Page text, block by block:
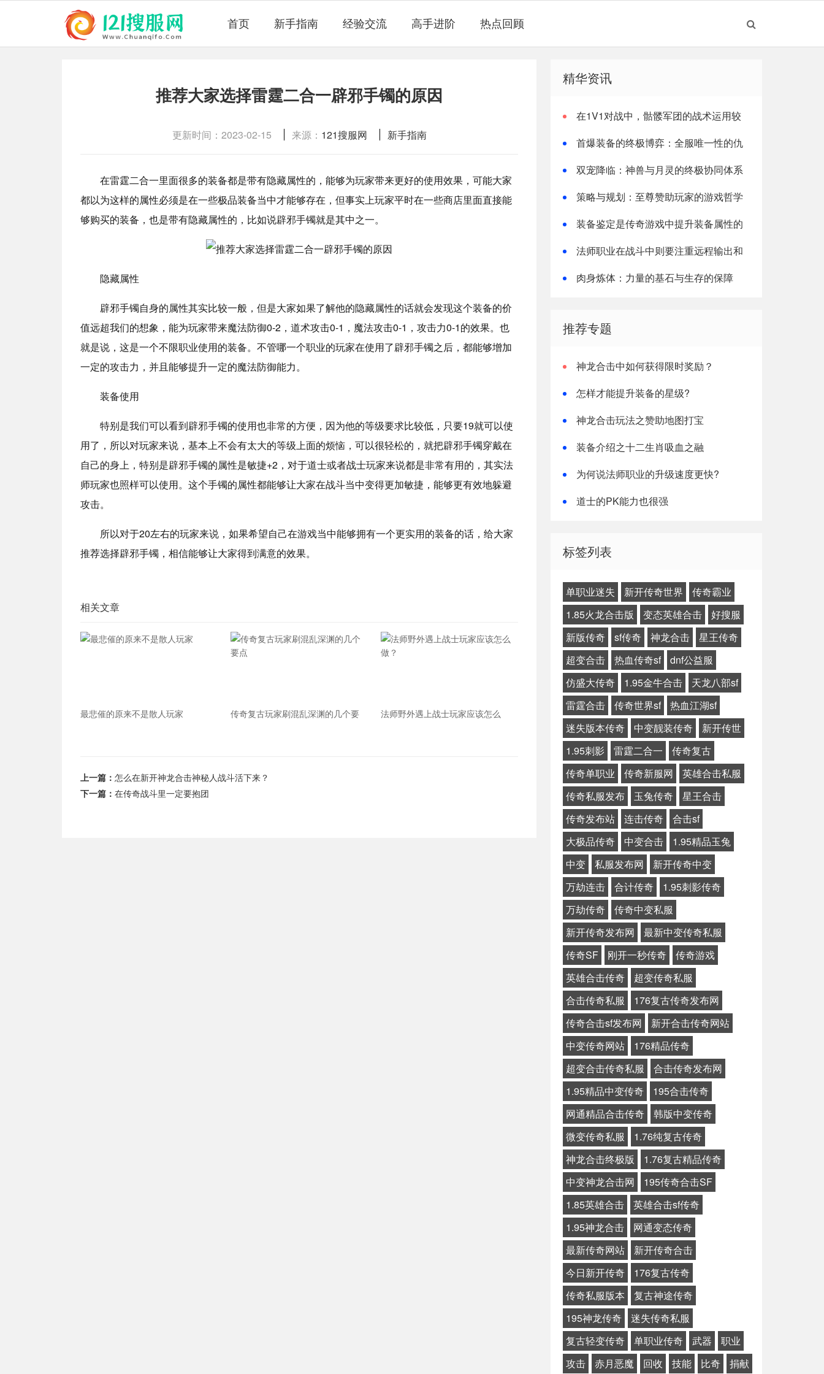
首页 新手指南 经验交流 高手进阶 热点回顾
推荐大家选择雷霆二合一辟邪手镯的原因
更新时间：2023-02-15 来源： 121搜服网 新手指南
在雷霆二合一里面很多的装备都是带有隐藏属性的，能够为玩家带来更好的使用效果，可能大家
都以为这样的属性必须是在一些极品装备当中才能够存在，但事实上玩家平时在一些商店里面直接能
够购买的装备，也是带有隐藏属性的，比如说辟邪手镯就是其中之一。
隐藏属性
辟邪手镯自身的属性其实比较一般，但是大家如果了解他的隐藏属性的话就会发现这个装备的价
值远超我们的想象，能为玩家带来魔法防御0-2，道术攻击0-1，魔法攻击0-1，攻击力0-1的效果。也
就是说，这是一个不限职业使用的装备。不管哪一个职业的玩家在使用了辟邪手镯之后，都能够增加
一定的攻击力，并且能够提升一定的魔法防御能力。
装备使用
特别是我们可以看到辟邪手镯的使用也非常的方便，因为他的等级要求比较低，只要19就可以使
用了，所以对玩家来说，基本上不会有太大的等级上面的烦恼，可以很轻松的，就把辟邪手镯穿戴在
自己的身上，特别是辟邪手镯的属性是敏捷+2，对于道士或者战士玩家来说都是非常有用的，其实法
师玩家也照样可以使用。这个手镯的属性都能够让大家在战斗当中变得更加敏捷，能够更有效地躲避
攻击。
所以对于20左右的玩家来说，如果希望自己在游戏当中能够拥有一个更实用的装备的话，给大家
推荐选择辟邪手镯，相信能够让大家得到满意的效果。
相关文章
最悲催的原来不是散人玩家
传奇复古玩家刷混乱深渊的几个要
法师野外遇上战士玩家应该怎么
上一篇： 怎么在新开神龙合击神秘人战斗活下来？
下一篇： 在传奇战斗里一定要抱团
精华资讯
在1V1对战中，骷髅军团的战术运用较
首爆装备的终极博弈：全服唯一性的仇
双宠降临：神兽与月灵的终极协同体系
策略与规划：至尊赞助玩家的游戏哲学
装备鉴定是传奇游戏中提升装备属性的
法师职业在战斗中则要注重远程输出和
肉身炼体：力量的基石与生存的保障
推荐专题
神龙合击中如何获得限时奖励？
怎样才能提升装备的星级?
神龙合击玩法之赞助地图打宝
装备介绍之十二生肖吸血之融
为何说法师职业的升级速度更快?
道士的PK能力也很强
标签列表
单职业迷失 新开传奇世界
传奇霸业
1.85火龙合击版
变态英雄合击
好搜服
新版传奇
sf传奇 神龙合击
星王传奇
超变合击
热血传奇sf
dnf公益服
仿盛大传奇
1.95金牛合击
天龙八部sf
雷霆合击
传奇世界sf
热血江湖sf
迷失版本传奇
中变靓装传奇
新开传世
1.95刺影
雷霆二合一
传奇复古
传奇单职业
传奇新服网
英雄合击私服
传奇私服发布
玉兔传奇
星王合击
传奇发布站
连击传奇
合击sf
大极品传奇
中变合击
1.95精品玉兔
中变
私服发布网
新开传奇中变
万劫连击
合计传奇
1.95刺影传奇
万劫传奇
传奇中变私服
新开传奇发布网
最新中变传奇私服
传奇SF
刚开一秒传奇
传奇游戏
英雄合击传奇
超变传奇私服
合击传奇私服
176复古传奇发布网
传奇合击sf发布网
新开合击传奇网站
中变传奇网站
176精品传奇
超变合击传奇私服
合击传奇发布网
1.95精品中变传奇
195合击传奇
网通精品合击传奇
韩版中变传奇
微变传奇私服
1.76纯复古传奇
神龙合击终极版
1.76复古精品传奇
中变神龙合击网
195传奇合击SF
1.85英雄合击
英雄合击sf传奇
1.95神龙合击
网通变态传奇
最新传奇网站
新开传奇合击
今日新开传奇
176复古传奇
传奇私服版本
复古神途传奇
195神龙传奇
迷失传奇私服
复古轻变传奇
单职业传奇 武器
职业
攻击
赤月恶魔 回收 技能 比奇 捐献